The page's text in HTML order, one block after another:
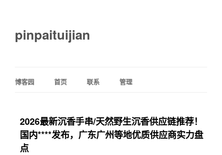
pinpaituijian
博客园 首页 联系 管理
2026最新沉香手串/天然野生沉香供应链推荐！
国内****发布，广东广州等地优质供应商实力盘
点